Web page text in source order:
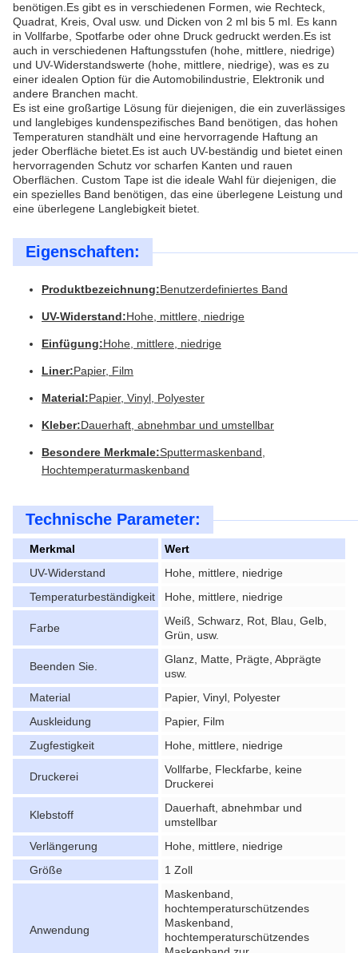
benötigen.Es gibt es in verschiedenen Formen, wie Rechteck,
Quadrat, Kreis, Oval usw. und Dicken von 2 ml bis 5 ml. Es kann
in Vollfarbe, Spotfarbe oder ohne Druck gedruckt werden.Es ist
auch in verschiedenen Haftungsstufen (hohe, mittlere, niedrige)
und UV-Widerstandswerte (hohe, mittlere, niedrige), was es zu
einer idealen Option für die Automobilindustrie, Elektronik und
andere Branchen macht.
Es ist eine großartige Lösung für diejenigen, die ein zuverlässiges
und langlebiges kundenspezifisches Band benötigen, das hohen
Temperaturen standhält und eine hervorragende Haftung an
jeder Oberfläche bietet.Es ist auch UV-beständig und bietet einen
hervorragenden Schutz vor scharfen Kanten und rauen
Oberflächen. Custom Tape ist die ideale Wahl für diejenigen, die
ein spezielles Band benötigen, das eine überlegene Leistung und
eine überlegene Langlebigkeit bietet.
Eigenschaften:
Produktbezeichnung:Benutzerdefiniertes Band
UV-Widerstand:Hohe, mittlere, niedrige
Einfügung:Hohe, mittlere, niedrige
Liner:Papier, Film
Material:Papier, Vinyl, Polyester
Kleber:Dauerhaft, abnehmbar und umstellbar
Besondere Merkmale:Sputtermaskenband,
Hochtemperaturmaskenband
Technische Parameter:
Merkmal
Wert
UV-Widerstand
Hohe, mittlere, niedrige
Temperaturbeständigkeit
Hohe, mittlere, niedrige
Farbe
Weiß, Schwarz, Rot, Blau, Gelb,
Grün, usw.
Beenden Sie.
Glanz, Matte, Prägte, Abprägte
usw.
Material
Papier, Vinyl, Polyester
Auskleidung
Papier, Film
Zugfestigkeit
Hohe, mittlere, niedrige
Druckerei
Vollfarbe, Fleckfarbe, keine
Druckerei
Klebstoff
Dauerhaft, abnehmbar und
umstellbar
Verlängerung
Hohe, mittlere, niedrige
Größe
1 Zoll
Anwendung
Maskenband,
hochtemperaturschützendes
Maskenband,
hochtemperaturschützendes